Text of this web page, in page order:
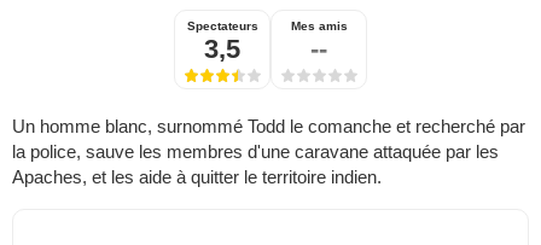
Spectateurs
3,5
Mes amis
--
Un homme blanc, surnommé Todd le comanche et recherché par
la police, sauve les membres d'une caravane attaquée par les
Apaches, et les aide à quitter le territoire indien.